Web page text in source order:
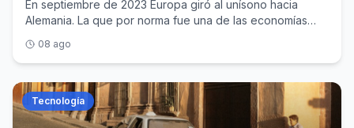
En septiembre de 2023 Europa giró al unísono hacia
Alemania. La que por norma fue una de las economías
una mayor esperanza de vida con un escenario
demográfico de pirámide invertida y un contexto
inflacionista dejaba un panorama muy poco prometedor
para quienes van a jubilarse en breve. De hecho, el
sistema estaba llevando a jubilados a volver a buscar
08 ago
Tecnología